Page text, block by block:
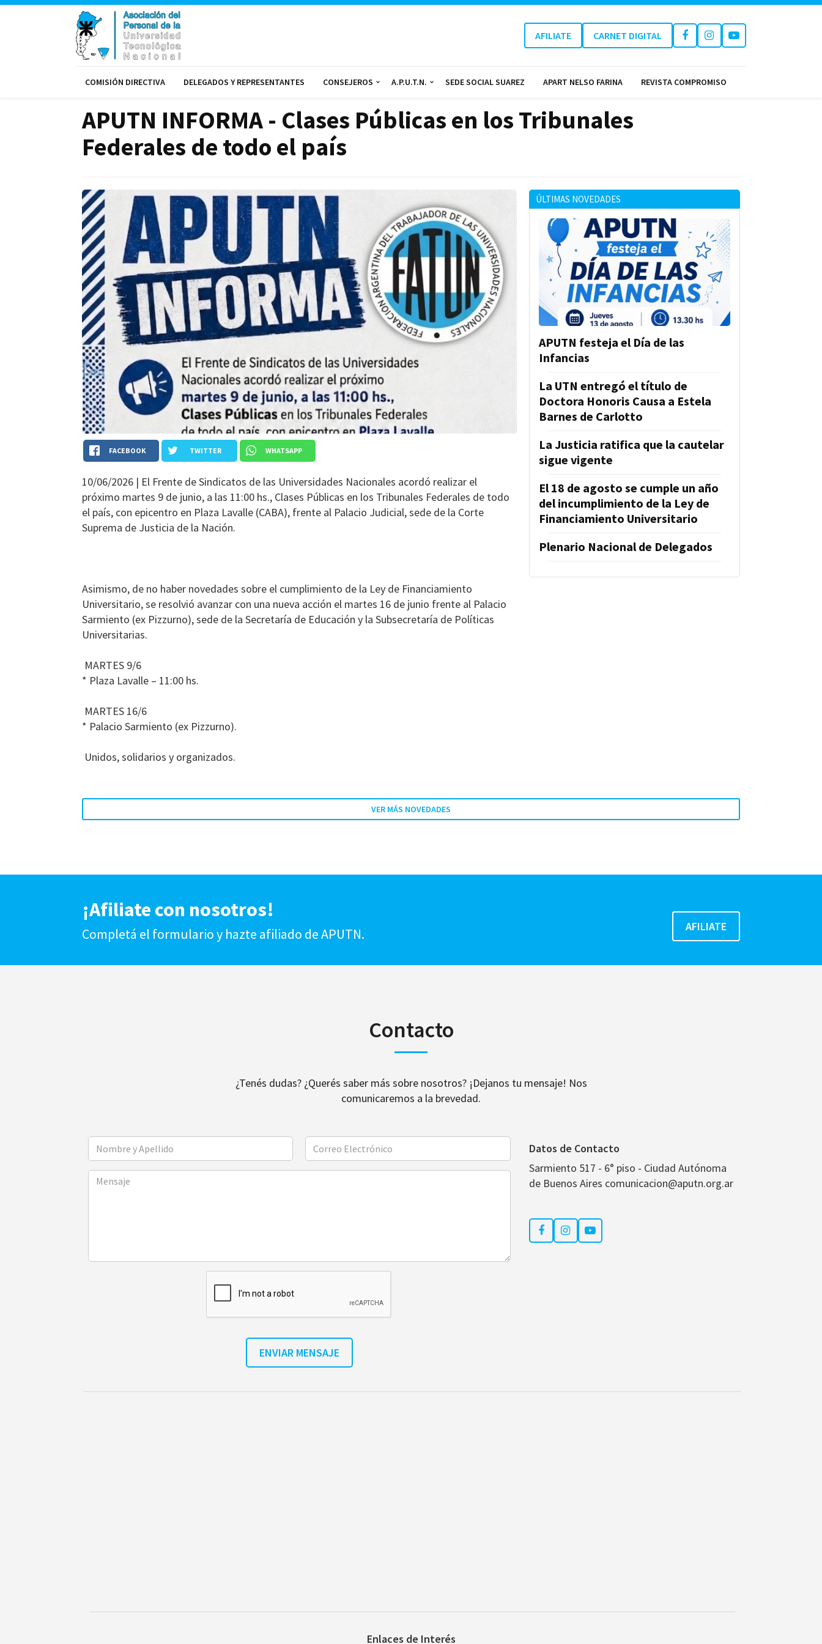
AFILIATE CARNET DIGITAL
COMISIÓN DIRECTIVA DELEGADOS Y REPRESENTANTES CONSEJEROS A.P.U.T.N. SEDE SOCIAL SUAREZ APART NELSO FARINA REVISTA COMPROMISO
APUTN INFORMA - Clases Públicas en los Tribunales
Federales de todo el país
FACEBOOK TWITTER WHATSAPP
10/06/2026 | El Frente de Sindicatos de las Universidades Nacionales acordó realizar el
próximo martes 9 de junio, a las 11:00 hs., Clases Públicas en los Tribunales Federales de todo
el país, con epicentro en Plaza Lavalle (CABA), frente al Palacio Judicial, sede de la Corte
Suprema de Justicia de la Nación.
Asimismo, de no haber novedades sobre el cumplimiento de la Ley de Financiamiento
Universitario, se resolvió avanzar con una nueva acción el martes 16 de junio frente al Palacio
Sarmiento (ex Pizzurno), sede de la Secretaría de Educación y la Subsecretaría de Políticas
Universitarias.
MARTES 9/6
* Plaza Lavalle – 11:00 hs.
MARTES 16/6
* Palacio Sarmiento (ex Pizzurno).
Unidos, solidarios y organizados.
ÚLTIMAS NOVEDADES
APUTN festeja el Día de las
Infancias
La UTN entregó el título de
Doctora Honoris Causa a Estela
Barnes de Carlotto
La Justicia ratifica que la cautelar
sigue vigente
El 18 de agosto se cumple un año
del incumplimiento de la Ley de
Financiamiento Universitario
Plenario Nacional de Delegados
VER MÁS NOVEDADES
¡Afiliate con nosotros!
Completá el formulario y hazte afiliado de APUTN.
Contacto
¿Tenés dudas? ¿Querés saber más sobre nosotros? ¡Dejanos tu mensaje! Nos
comunicaremos a la brevedad.
Datos de Contacto
Sarmiento 517 - 6° piso - Ciudad Autónoma
de Buenos Aires comunicacion@aputn.org.ar
Enlaces de Interés